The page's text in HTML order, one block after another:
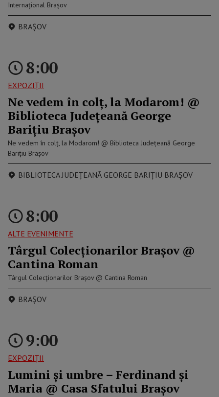
Internațional Brașov
BRAȘOV
8:00
EXPOZIȚII
Ne vedem în colț, la Modarom! @
Biblioteca Județeană George
Barițiu Brașov
Ne vedem în colț, la Modarom! @ Biblioteca Județeană George
Barițiu Brașov
BIBLIOTECA JUDEŢEANĂ GEORGE BARIŢIU BRAȘOV
8:00
ALTE EVENIMENTE
Târgul Colecționarilor Brașov @
Cantina Roman
Târgul Colecționarilor Brașov @ Cantina Roman
BRAȘOV
9:00
EXPOZIȚII
Lumini și umbre – Ferdinand și
Maria @ Casa Sfatului Brașov